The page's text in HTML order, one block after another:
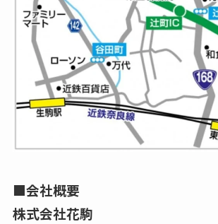
■会社概要
株式会社花駒